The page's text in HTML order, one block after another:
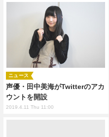
声優・田中美海がTwitterのアカ
ウントを開設
ニュース
2019.4.11 Thu 11:00